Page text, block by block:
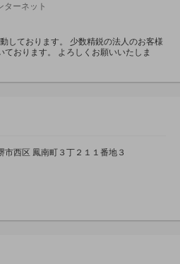
ターネット
しております。 少数精鋭の法人のお客様
おります。 よろしくお願いいたしま
市西区 鳳南町３丁２１１番地３